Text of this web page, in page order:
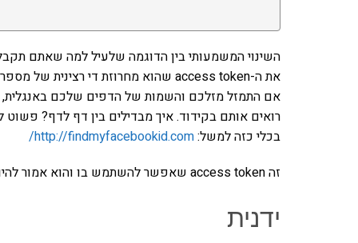
את ה-access token שהוא מחרוזת די רצינית של מספרים ואותיות. לכל דף יש access token משלו.
אם התמזל מזלכם והשמות של הדפים שלכם
בכלי כזה למשל:http://findmyfacebookid.com/
זה access token שאפשר להשתמש בו והוא אמור להיות לנצח. איך נדע מה התוקף שלו? בקלות:
ידנית